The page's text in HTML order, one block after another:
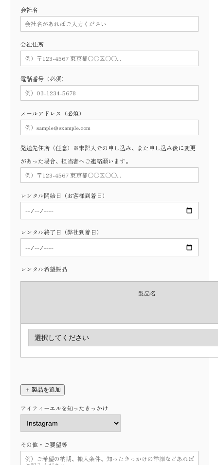
会社名
会社住所
電話番号（必須）
メールアドレス（必須）
発送先住所（任意）※未記入での申し込み、また申し込み後に変更
があった場合、担当者へご連絡願います。
レンタル開始日（お客様到着日）
レンタル終了日（弊社到着日）
レンタル希望製品
製品名
＋ 製品を追加
アイティーエルを知ったきっかけ
その他・ご要望等